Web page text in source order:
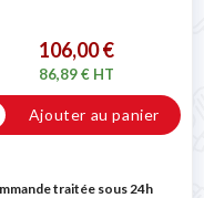
106,00 €
86,89 € HT
Ajouter au panier
traitée sous 24h